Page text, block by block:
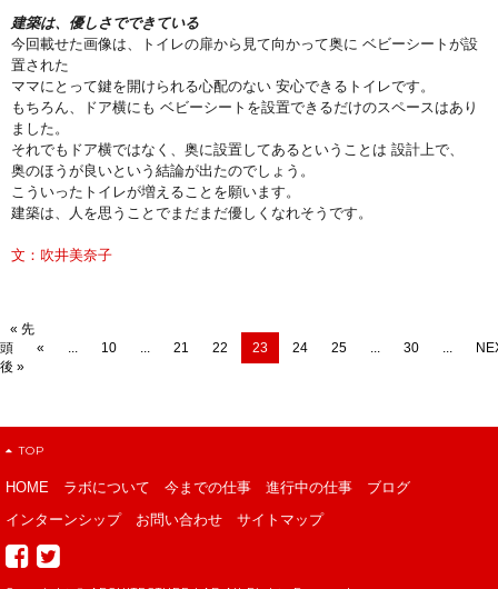
建築は、優しさでできている
今回載せた画像は、トイレの扉から見て向かって奥に ベビーシートが設
置された
ママにとって鍵を開けられる心配のない 安心できるトイレです。
もちろん、ドア横にも ベビーシートを設置できるだけのスペースはあり
ました。
それでもドア横ではなく、奥に設置してあるということは 設計上で、
奥のほうが良いという結論が出たのでしょう。
こういったトイレが増えることを願います。
建築は、人を思うことでまだまだ優しくなれそうです。
文：吹井美奈子
« 先
頭
« ... 10 ... 21 22 23 24 25 ... 30 ...
後 »
HOME ラボについて 今までの仕事 進行中の仕事
ブログ
インターンシップ
お問い合わせ サイトマップ
TOP